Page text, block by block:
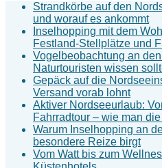
Strandkörbe auf den
und worauf es ankommt
Inselhopping mit dem
Festland-Stellplätze und
Vogelbeobachtung an
Naturtouristen wissen
Gepäck auf die
Versand vorab lohnt
Aktiver Nordseeurlaub:
Fahrradtour – wie man
Warum Inselhopping an
besondere Reize birgt
Vom Watt bis zum